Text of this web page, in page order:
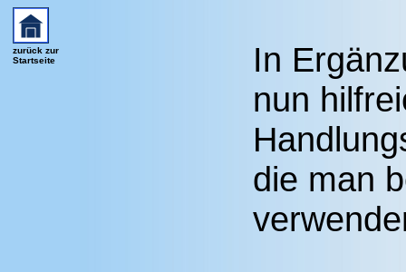
zurück zur
Startseite
In
nun
die man